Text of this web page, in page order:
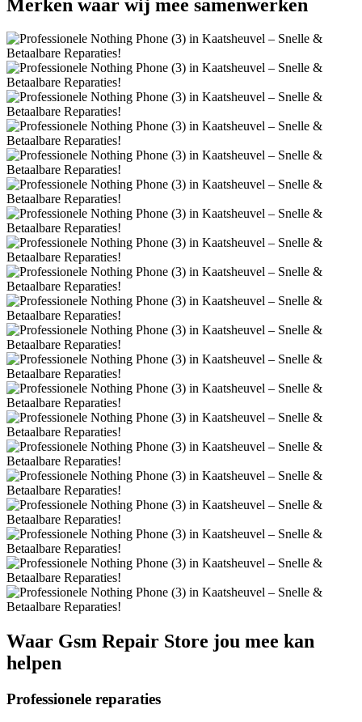
Merken waar wij mee samenwerken
Waar Gsm Repair Store jou mee kan
helpen
Professionele reparaties